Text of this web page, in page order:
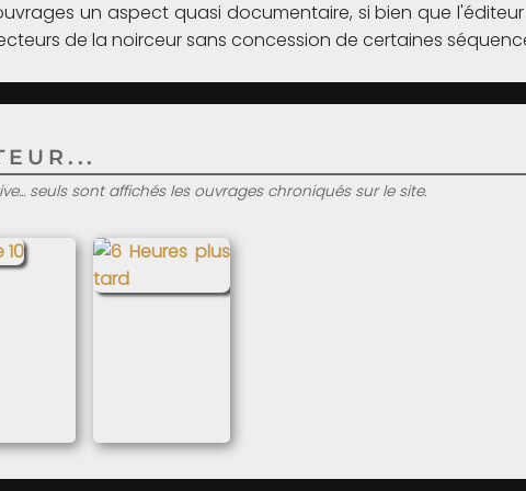
un aspect quasi documentaire, si bien que
de la noirceur sans concession de certaines
seuls sont affichés les ouvrages chroniqués sur le site.